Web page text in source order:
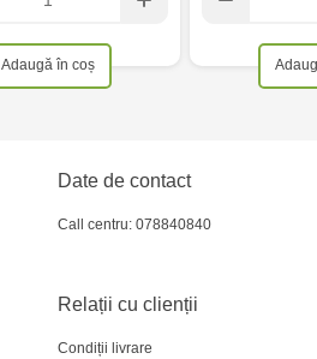
Adaugă în coș
Relații cu clienții
Condiții livrare
Date de contact
Call centru: 078840840